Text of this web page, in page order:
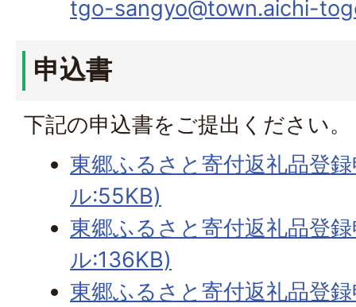
tgo-sangyo@town.aichi-
申込書
下記の申込書をご提出ください。
東郷ふるさと寄付返礼品登
ル:55KB)
東郷ふるさと寄付返礼品登
ル:136KB)
東郷ふるさと寄付返礼品登